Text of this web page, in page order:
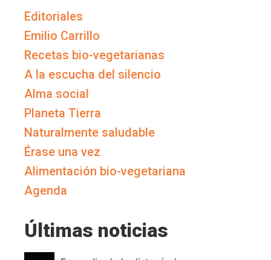
Editoriales
Emilio Carrillo
Recetas bio-vegetarianas
A la escucha del silencio
Alma social
Planeta Tierra
Naturalmente saludable
Érase una vez
Alimentación bio-vegetariana
Agenda
Últimas noticias